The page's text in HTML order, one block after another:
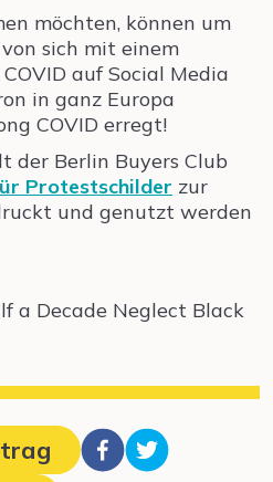
möchten, können um
sich mit einem
auf Social Media
in ganz Europa
COVID erregt!
der Berlin Buyers Club
Protestschilder zur
und genutzt werden